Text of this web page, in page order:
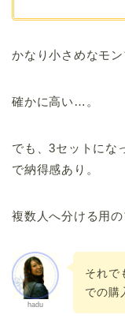
かなり小さめなモ
確かに高い…。
でも、3セットにな
で納得感あり。
複数人へ分ける用
hadu
それで
での購